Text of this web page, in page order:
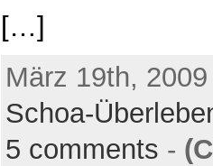
[…]
März 19th,
Schoa-
5 comments -